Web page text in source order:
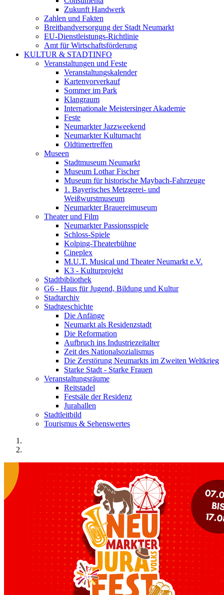
Zukunft Handwerk
Zahlen und Fakten
Breitbandversorgung der Stadt Neumarkt
EU-Dienstleistungs-Richtlinie
Amt für Wirtschaftsförderung
KULTUR & STADTINFO
Veranstaltungen und Feste
Veranstaltungskalender
Kartenvorverkauf
Sommer im Park
Klangraum
Internationale Meistersinger Akademie
Feste
Neumarkter Jazzweekend
Neumarkter Kulturnacht
Oldtimertreffen
Museen
Stadtmuseum Neumarkt
Museum Lothar Fischer
Museum für historische Maybach-Fahrzeuge
1. Bayerisches Metzgerei- und
Weißwurstmuseum
Neumarkter Brauereimuseum
Theater und Film
Neumarkter Passionsspiele
Schloss-Spiele
Kolping-Theaterbühne
Cineplex
M.U.T. Musical und Theater Neumarkt e.V.
K3 - Kulturprojekt
Stadtbibliothek
G6 - Haus für Jugend, Bildung und Kultur
Stadtarchiv
Stadtgeschichte
Die Anfänge
Neumarkt als Residenzstadt
Die Reformation
Aufbruch ins Industriezeitalter
Zeit des Nationalsozialismus
Die Zerstörung Neumarkts im Zweiten Weltkrieg
Starke Stadt - Starke Frauen
Veranstaltungsräume
Reitstadel
Festsäle der Residenz
Jurahallen
Stadtleitbild
Tourismus & Sehenswertes